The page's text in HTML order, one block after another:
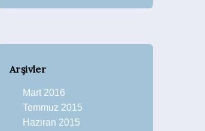
Arşivler
Mart 2016
Temmuz 2015
Haziran 2015